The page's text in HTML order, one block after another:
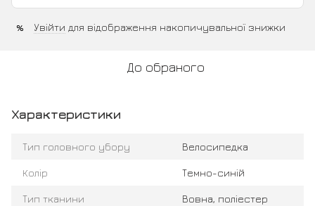
% Увійти для відображення накопичувальної знижки
До обраного
Характеристики
Тип головного убору Велосипедка
Колір Темно-синій
Тип тканини Вовна, поліестер